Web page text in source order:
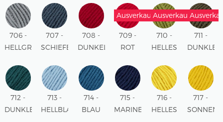
706 -
HELLGRAU
707 -
SCHIEFER
708 -
DUNKELROT
Ausverkauft
709 -
ROT
Ausverkauft
710 -
HELLES
711 -
DUNKLES
712 -
DUNKLES
713 -
HELLBLAU
714 -
BLAU
715 -
MARINEBLAU
716 -
HELLES
717 -